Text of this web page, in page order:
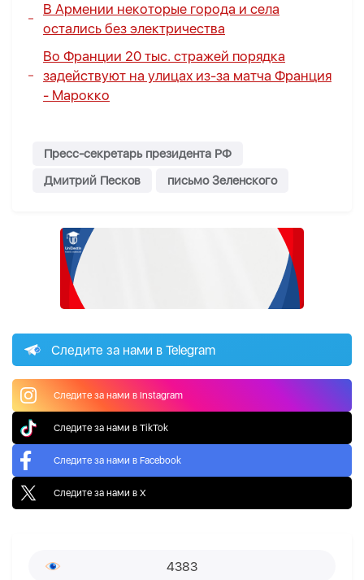
В Армении некоторые города и села
остались без электричества
Во Франции 20 тыс. стражей порядка
задействуют на улицах из-за матча Франция
- Марокко
Пресс-секретарь президента РФ
Дмитрий Песков
письмо Зеленского
Следите за нами в Telegram
Следите за нами в Instagram
Следите за нами в TikTok
Следите за нами в Facebook
Следите за нами в X
4383